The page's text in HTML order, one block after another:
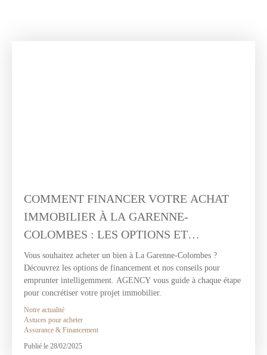
COMMENT FINANCER VOTRE ACHAT
IMMOBILIER À LA GARENNE-
COLOMBES : LES OPTIONS ET
CONSEILS POUR EMPRUNTER
INTELLIGEMMENT
Vous souhaitez acheter un bien à La Garenne-Colombes ?
Découvrez les options de financement et nos conseils pour
emprunter intelligemment. AGENCY vous guide à chaque étape
pour concrétiser votre projet immobilier.
Notre actualité
Astuces pour acheter
Assurance & Financement
Publié le 28/02/2025